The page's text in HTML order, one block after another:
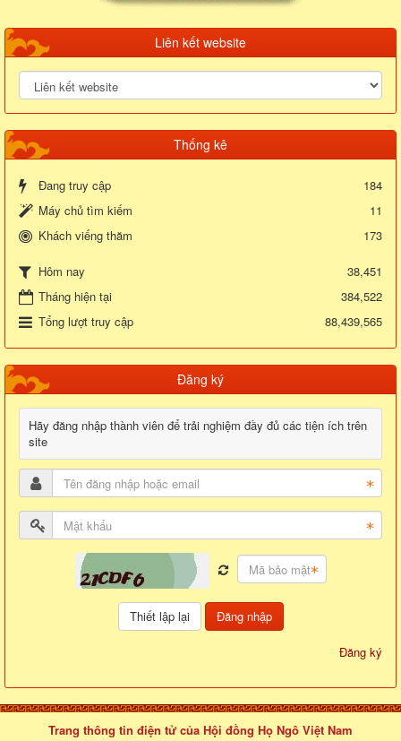
Liên kết website
Thống kê
Đang truy cập
184
Máy chủ tìm kiếm
11
Khách viếng thăm
173
Hôm nay
38,451
Tháng hiện tại
384,522
Tổng lượt truy cập
88,439,565
Đăng ký
Hãy đăng nhập thành viên để trải nghiệm đầy đủ các tiện ích trên
site
Đăng nhập
Đăng ký
Trang thông tin điện tử của Hội đồng Họ Ngô Việt Nam